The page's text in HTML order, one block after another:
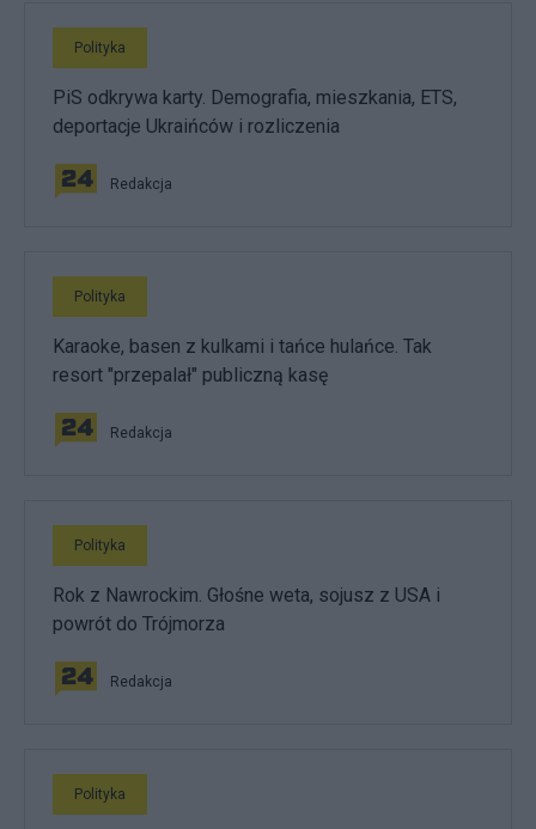
Polityka
PiS odkrywa karty. Demografia, mieszkania, ETS,
deportacje Ukraińców i rozliczenia
Redakcja
Polityka
Karaoke, basen z kulkami i tańce hulańce. Tak
resort "przepalał" publiczną kasę
Redakcja
Polityka
Rok z Nawrockim. Głośne weta, sojusz z USA i
powrót do Trójmorza
Redakcja
Polityka